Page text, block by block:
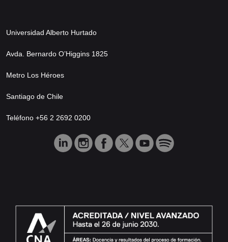
Universidad Alberto Hurtado
Avda. Bernardo O’Higgins 1825
Metro Los Héroes
Santiago de Chile
Teléfono +56 2 2692 0200